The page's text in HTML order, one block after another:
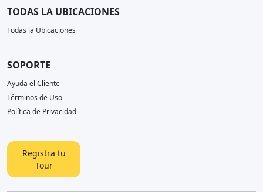
TODAS LA UBICACIONES
Todas la Ubicaciones
SOPORTE
Ayuda el Cliente
Términos de Uso
Política de Privacidad
Registra tu
Tour